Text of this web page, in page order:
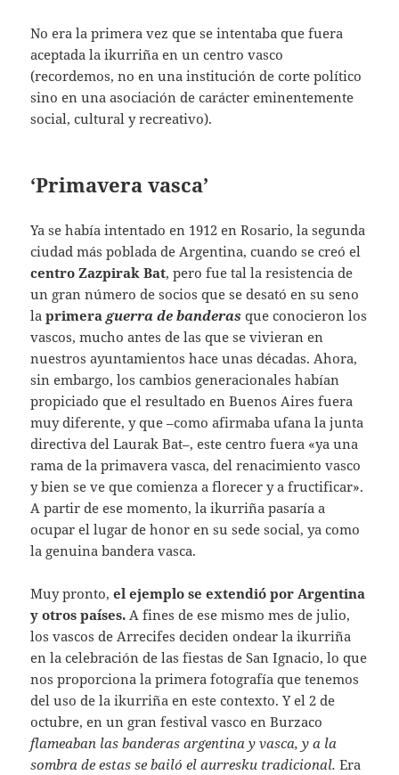
No era la primera vez que se intentaba que fuera
aceptada la ikurriña en un centro vasco
(recordemos, no en una institución de corte político
sino en una asociación de carácter eminentemente
social, cultural y recreativo).
‘Primavera vasca’
Ya se había intentado en 1912 en Rosario, la segunda
ciudad más poblada de Argentina, cuando se creó el
centro Zazpirak Bat, pero fue tal la resistencia de
un gran número de socios que se desató en su seno
laprimeraguerra de banderas que conocieron los
vascos, mucho antes de las que se vivieran en
nuestros ayuntamientos hace unas décadas. Ahora,
sin embargo, los cambios generacionales habían
propiciado que el resultado en Buenos Aires fuera
muy diferente, y que –como afirmaba ufana la junta
directiva del Laurak Bat–, este centro fuera «ya una
rama de la primavera vasca, del renacimiento vasco
y bien se ve que comienza a florecer y a fructificar».
A partir de ese momento, la ikurriña pasaría a
ocupar el lugar de honor en su sede social, ya como
la genuina bandera vasca.
Muy pronto,el ejemplo se extendió por Argentina
y otros países. A fines de ese mismo mes de julio,
los vascos de Arrecifes deciden ondear la ikurriña
en la celebración de las fiestas de San Ignacio, lo que
nos proporciona la primera fotografía que tenemos
del uso de la ikurriña en este contexto. Y el 2 de
octubre, en un gran festival vasco en Burzaco
flameaban las banderas argentina y vasca, y a la
sombra de estas se bailó el aurresku tradicional. Era